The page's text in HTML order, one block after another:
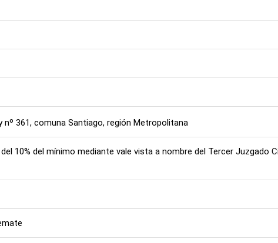
nº 361, comuna Santiago, región Metropolitana
10% del mínimo mediante vale vista a nombre del Tercer Juzgado